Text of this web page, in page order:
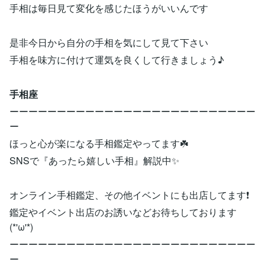
手相は毎日見て変化を感じたほうがいいんです
是非今日から自分の手相を気にして見て下さい
手相を味方に付けて運気を良くして行きましょう♪
手相座
ーーーーーーーーーーーーーーーーーーーーーーーーーー
ー
ほっと心が楽になる手相鑑定やってます☘️
SNSで『あったら嬉しい手相』解説中✨
オンライン手相鑑定、その他イベントにも出店してます❗️
鑑定やイベント出店のお誘いなどお待ちしております
(*'ω'*)
ーーーーーーーーーーーーーーーーーーーーーーーーーー
ー